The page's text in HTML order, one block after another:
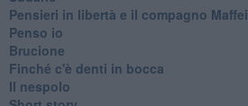
Pensieri in libertà e il compagno Maffei
Penso io
Brucione
Finché c'è denti in bocca
Il nespolo